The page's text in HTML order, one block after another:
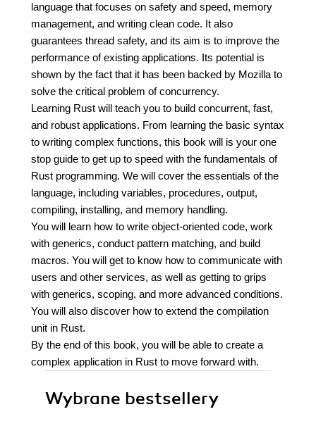
language that focuses on safety and speed, memory
management, and writing clean code. It also
guarantees thread safety, and its aim is to improve the
performance of existing applications. Its potential is
shown by the fact that it has been backed by Mozilla to
solve the critical problem of concurrency.
Learning Rust will teach you to build concurrent, fast,
and robust applications. From learning the basic syntax
to writing complex functions, this book will is your one
stop guide to get up to speed with the fundamentals of
Rust programming. We will cover the essentials of the
language, including variables, procedures, output,
compiling, installing, and memory handling.
You will learn how to write object-oriented code, work
with generics, conduct pattern matching, and build
macros. You will get to know how to communicate with
users and other services, as well as getting to grips
with generics, scoping, and more advanced conditions.
You will also discover how to extend the compilation
unit in Rust.
By the end of this book, you will be able to create a
complex application in Rust to move forward with.
Wybrane bestsellery